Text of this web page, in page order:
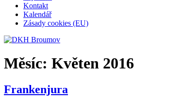
Kontakt
Kalendář
Zásady cookies (EU)
Měsíc: Květen 2016
Frankenjura